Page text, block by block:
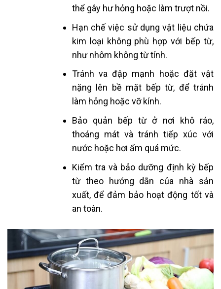
thể gây hư hỏng hoặc làm trượt nồi.
Hạn chế việc sử dụng vật liệu chứa
kim loại không phù hợp với bếp từ,
như nhôm không từ tính.
Tránh va đập mạnh hoặc đặt vật
nặng lên bề mặt bếp từ, để tránh
làm hỏng hoặc vỡ kính.
Bảo quản bếp từ ở nơi khô ráo,
thoáng mát và tránh tiếp xúc với
nước hoặc hơi ẩm quá mức.
Kiểm tra và bảo dưỡng định kỳ bếp
từ theo hướng dẫn của nhà sản
xuất, để đảm bảo hoạt động tốt và
an toàn.